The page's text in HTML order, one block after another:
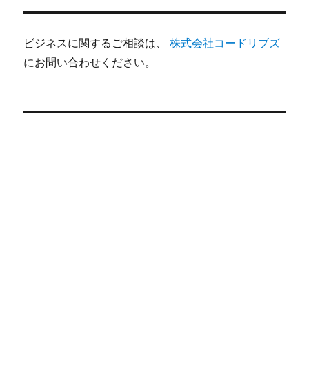
ビジネスに関するご相談は、株式会社コードリブズ
にお問い合わせください。